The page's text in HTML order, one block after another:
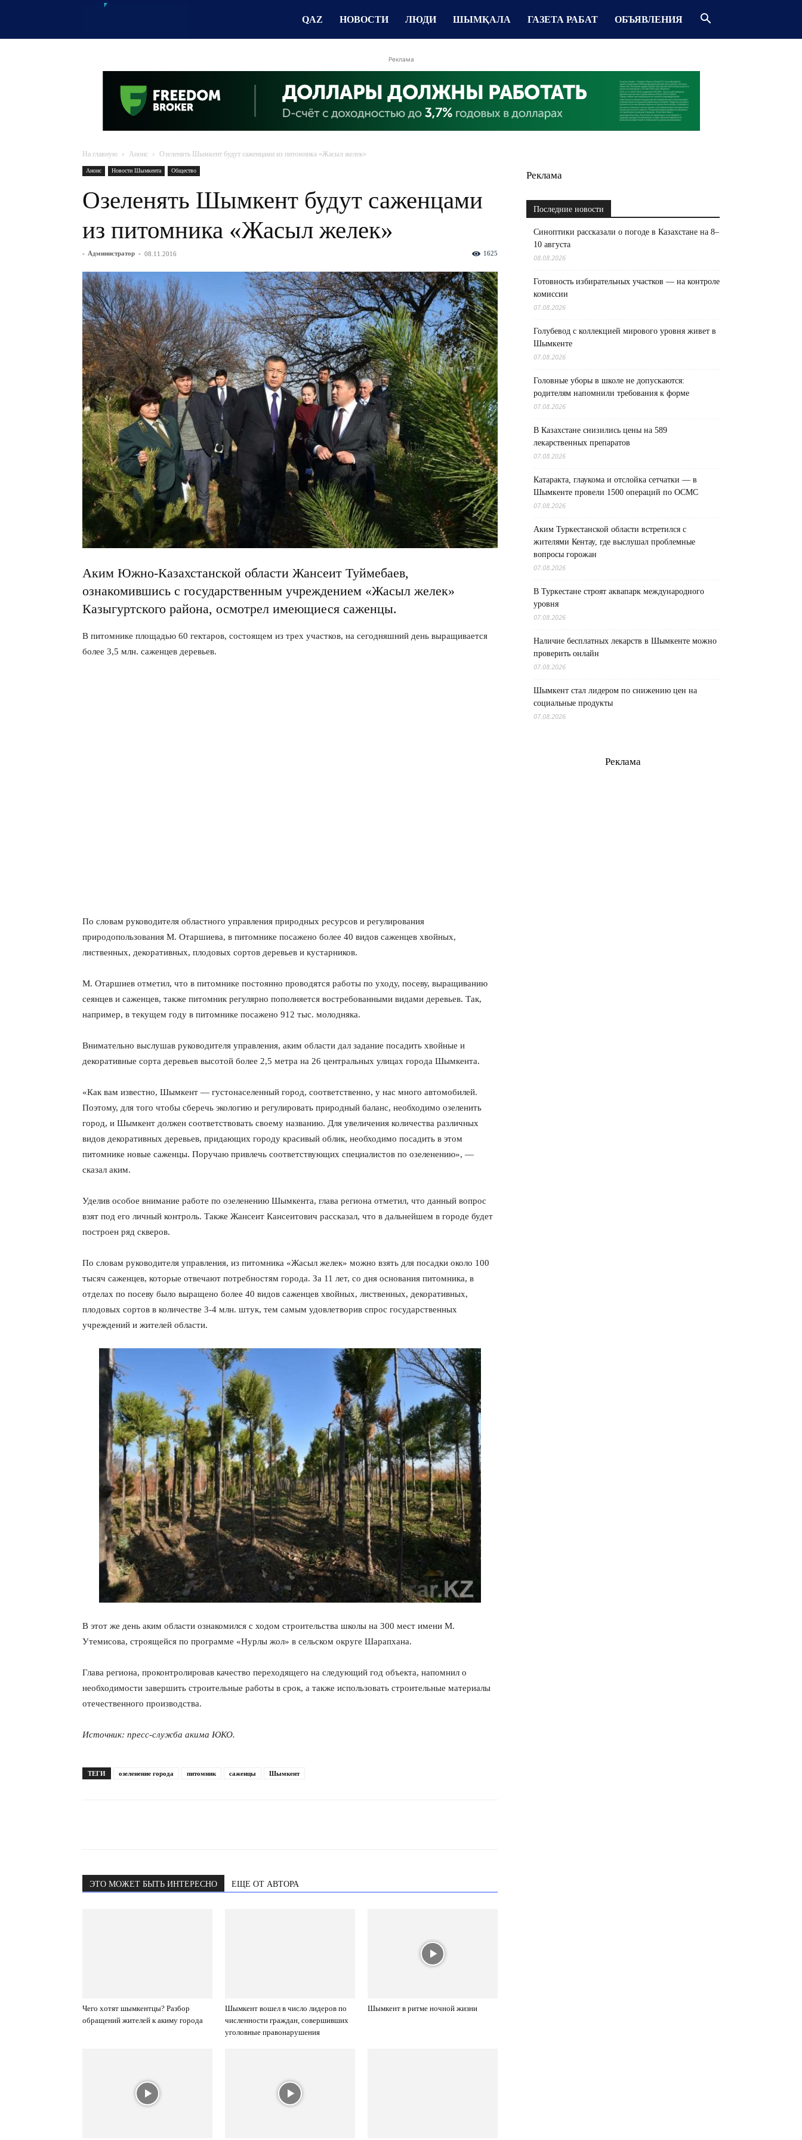
QAZ НОВОСТИ ЛЮДИ ШЫМҚАЛА ГАЗЕТА РАБАТ ОБЪЯВЛЕНИЯ
Реклама
На главную Анонс Озеленять Шымкент будут саженцами из питомника «Жасыл желек»
Анонс Новости Шымкента Общество
Озеленять Шымкент будут саженцами
из питомника «Жасыл желек»
- Администратор - 08.11.2016 1625
Аким Южно-Казахстанской области Жансеит Туймебаев,
ознакомившись с государственным учреждением «Жасыл желек»
Казыгуртского района, осмотрел имеющиеся саженцы.
В питомнике площадью 60 гектаров, состоящем из трех участков, на сегодняшний день выращивается
более 3,5 млн. саженцев деревьев.
По словам руководителя областного управления природных ресурсов и регулирования
природопользования М. Отаршиева, в питомнике посажено более 40 видов саженцев хвойных,
лиственных, декоративных, плодовых сортов деревьев и кустарников.
М. Отаршиев отметил, что в питомнике постоянно проводятся работы по уходу, посеву, выращиванию
сеянцев и саженцев, также питомник регулярно пополняется востребованными видами деревьев. Так,
например, в текущем году в питомнике посажено 912 тыс. молодняка.
Внимательно выслушав руководителя управления, аким области дал задание посадить хвойные и
декоративные сорта деревьев высотой более 2,5 метра на 26 центральных улицах города Шымкента.
«Как вам известно, Шымкент — густонаселенный город, соответственно, у нас много автомобилей.
Поэтому, для того чтобы сберечь экологию и регулировать природный баланс, необходимо озеленить
город, и Шымкент должен соответствовать своему названию. Для увеличения количества различных
видов декоративных деревьев, придающих городу красивый облик, необходимо посадить в этом
питомнике новые саженцы. Поручаю привлечь соответствующих специалистов по озеленению», —
сказал аким.
Уделив особое внимание работе по озеленению Шымкента, глава региона отметил, что данный вопрос
взят под его личный контроль. Также Жансеит Кансеитович рассказал, что в дальнейшем в городе будет
построен ряд скверов.
По словам руководителя управления, из питомника «Жасыл желек» можно взять для посадки около 100
тысяч саженцев, которые отвечают потребностям города. За 11 лет, со дня основания питомника, в
отделах по посеву было выращено более 40 видов саженцев хвойных, лиственных, декоративных,
плодовых сортов в количестве 3-4 млн. штук, тем самым удовлетворив спрос государственных
учреждений и жителей области.
В этот же день аким области ознакомился с ходом строительства школы на 300 мест имени М.
Утемисова, строящейся по программе «Нурлы жол» в сельском округе Шарапхана.
Глава региона, проконтролировав качество переходящего на следующий год объекта, напомнил о
необходимости завершить строительные работы в срок, а также использовать строительные материалы
отечественного производства.
Источник: пресс-служба акима ЮКО.
ТЕГИ озеленение города питомник саженцы Шымкент
ЭТО МОЖЕТ БЫТЬ ИНТЕРЕСНО ЕЩЕ ОТ АВТОРА
Чего хотят шымкентцы? Разбор
обращений жителей к акиму города
Шымкент вошел в число лидеров по
численности граждан, совершивших
уголовные правонарушения
Шымкент в ритме ночной жизни
Реклама
Последние новости
Синоптики рассказали о погоде в Казахстане на 8–
10 августа
08.08.2026
Готовность избирательных участков — на контроле
комиссии
07.08.2026
Голубевод с коллекцией мирового уровня живет в
Шымкенте
07.08.2026
Головные уборы в школе не допускаются:
родителям напомнили требования к форме
07.08.2026
В Казахстане снизились цены на 589
лекарственных препаратов
07.08.2026
Катаракта, глаукома и отслойка сетчатки — в
Шымкенте провели 1500 операций по ОСМС
07.08.2026
Аким Туркестанской области встретился с
жителями Кентау, где выслушал проблемные
вопросы горожан
07.08.2026
В Туркестане строят аквапарк международного
уровня
07.08.2026
Наличие бесплатных лекарств в Шымкенте можно
проверить онлайн
07.08.2026
Шымкент стал лидером по снижению цен на
социальные продукты
07.08.2026
Реклама